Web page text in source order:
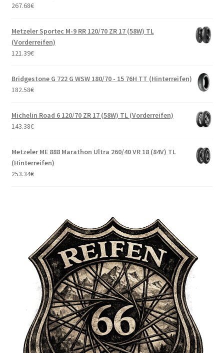
267.68€
Metzeler Sportec M-9 RR 120/70 ZR 17 (58W) TL
(Vorderreifen)
121.39€
Bridgestone G 722 G WSW 180/70 - 15 76H TT (Hinterreifen)
182.58€
Michelin Road 6 120/70 ZR 17 (58W) TL (Vorderreifen)
143.38€
Metzeler ME 888 Marathon Ultra 260/40 VR 18 (84V) TL
(Hinterreifen)
253.34€